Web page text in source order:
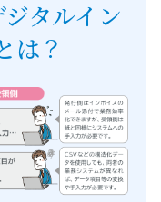
タルイン
は？